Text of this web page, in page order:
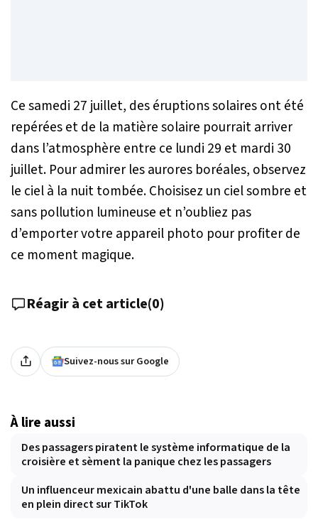
Ce samedi 27 juillet, des éruptions solaires ont été
repérées et de la matière solaire pourrait arriver
dans l’atmosphère entre ce lundi 29 et mardi 30
juillet. Pour admirer les aurores boréales, observez
le ciel à la nuit tombée. Choisisez un ciel sombre et
sans pollution lumineuse et n’oubliez pas
d’emporter votre appareil photo pour profiter de
ce moment magique.
Réagir à cet article(0)
Suivez-nous sur Google
À lire aussi
Des passagers piratent le système informatique de la
croisière et sèment la panique chez les passagers
Un influenceur mexicain abattu d'une balle dans la tête
en plein direct sur TikTok